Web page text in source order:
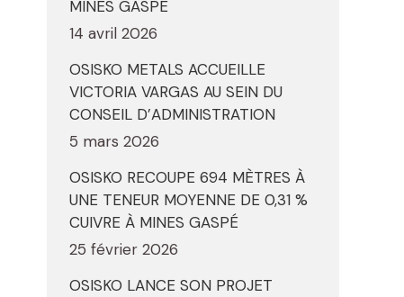
MINES GASPÉ
14 avril 2026
OSISKO METALS ACCUEILLE
VICTORIA VARGAS AU SEIN DU
CONSEIL D’ADMINISTRATION
5 mars 2026
OSISKO RECOUPE 694 MÈTRES À
UNE TENEUR MOYENNE DE 0,31 %
CUIVRE À MINES GASPÉ
25 février 2026
OSISKO LANCE SON PROJET